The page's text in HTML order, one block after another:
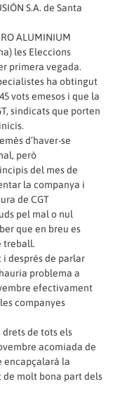
S.A. de Santa
ALUMINIUM
les Eleccions
primera vegada.
ha obtingut
vots emesos i que la
sindicats que porten
d’haver-se
però
del mes de
la companya i
de CGT
pel mal o nul
que en breu es
treball.
i després de parlar
problema a
efectivament
companyes
drets de tots els
acomiada de
encapçalarà la
molt bona part dels